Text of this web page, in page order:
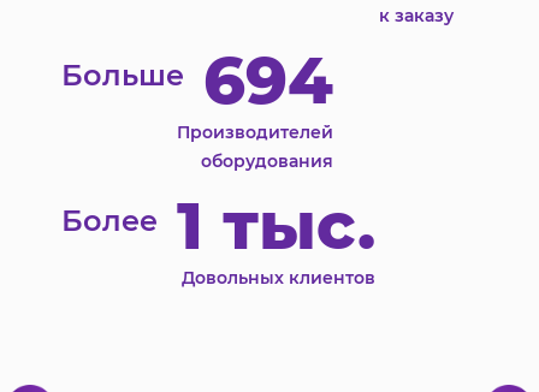
к заказу
Больше 694
Производителей
оборудования
Более 1 тыс.
Довольных клиентов